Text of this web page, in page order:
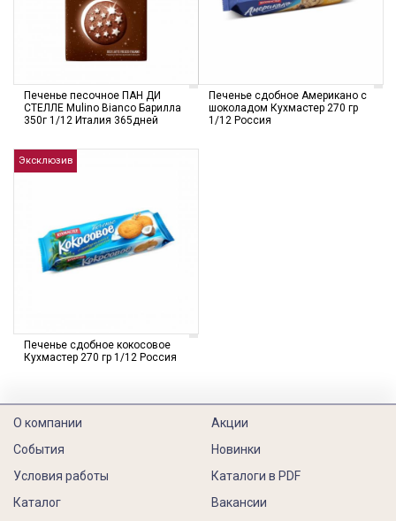
Печенье песочное ПАН ДИ
СТЕЛЛЕ Mulino Bianco Барилла
350г 1/12 Италия 365дней
Печенье сдобное Американо с
шоколадом Кухмастер 270 гр
1/12 Россия
Эксклюзив
Печенье сдобное кокосовое
Кухмастер 270 гр 1/12 Россия
О компании
События
Условия работы
Каталог
Акции
Новинки
Каталоги в PDF
Вакансии